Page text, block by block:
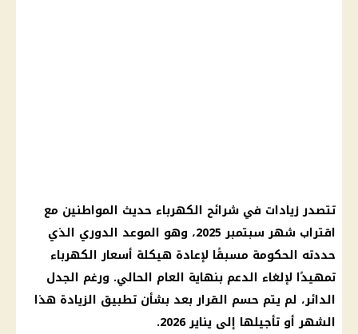
تتصدر زيادات في شرائح الكهرباء حديث المواطنين مع
اقتراب شهر سبتمبر 2025، وهو الموعد الدوري الذي
حددته الحكومة مسبقًا لإعادة هيكلة أسعار الكهرباء
تمهيدًا لإلغاء الدعم بنهاية العام الحالي. ورغم الجدل
الدائر، لم يتم حسم القرار بعد بشأن تطبيق الزيادة هذا
الشهر أو تأجيلها إلى يناير 2026.